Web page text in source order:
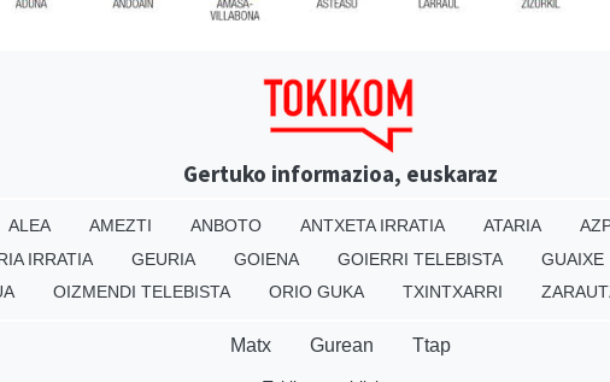
Gertuko informazioa, euskaraz
ALEA AMEZTI ANBOTO ANTXETA IRRATIA ATARIA
IRRATIA GEURIA GOIENA GOIERRI TELEBISTA GUAIXE
OIZMENDI TELEBISTA ORIO GUKA TXINTXARRI
Matx Gurean Ttap